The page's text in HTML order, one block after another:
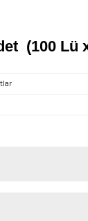
(100 Lü